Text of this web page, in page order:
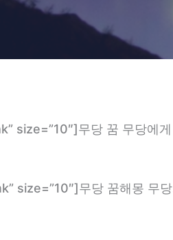
무당 꿈 무당에게
무당 꿈해몽 무당